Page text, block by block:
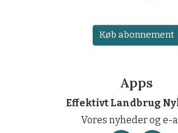
Køb abonnement
Apps
Effektivt Landbrug
Vores nyheder og e-